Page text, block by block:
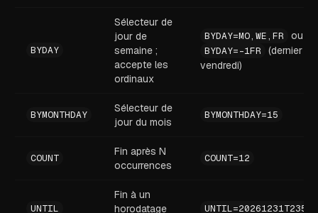
BYDAY
Sélecteur de
jour de
semaine ;
accepte les
ordinaux
BYDAY=MO,WE,FR ou
BYDAY=-1FR
(dernier
vendredi)
BYMONTHDAY
Sélecteur de
jour du mois
BYMONTHDAY=15
COUNT
Fin après N
occurrences
COUNT=12
UNTIL
Fin à un
horodatage